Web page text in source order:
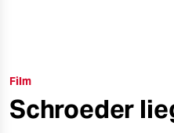
öko
gesellschaft
Film
Schroeder